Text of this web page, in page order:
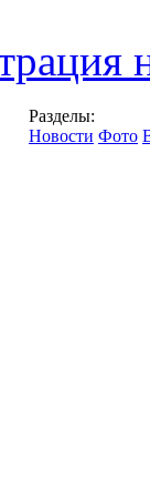
Разделы:
Новости Фото